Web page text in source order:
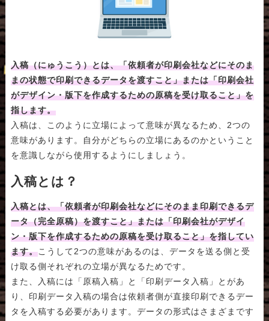
入稿（にゅうこう）とは、「依頼者が印刷会社などにそのま
まの状態で印刷できるデータを渡すこと」または「印刷会社
がデザイン・版下を作成するための原稿を受け取ること」を
指します。
入稿は、このように立場によって意味が異なるため、2つの
意味があります。自分がどちらの立場にあるのかということ
を意識しながら使用するようにしましょう。
入稿とは？
入稿とは、「依頼者が印刷会社などにそのまま印刷できるデ
ータ（完全原稿）を渡すこと」または「印刷会社がデザイ
ン・版下を作成するための原稿を受け取ること」を指してい
ます。こうして2つの意味があるのは、データを送る側と受
け取る側それぞれの立場が異なるためです。
また、入稿には「原稿入稿」と「印刷データ入稿」とがあ
り、印刷データ入稿の場合は依頼者側が直接印刷できるデー
タを入稿する必要があります。データの形式はさまざまです